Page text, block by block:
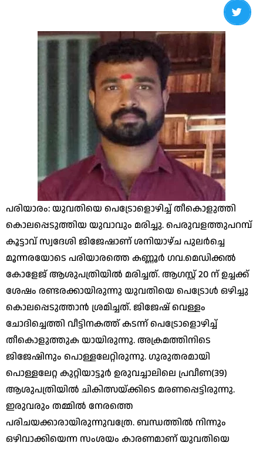
പരിയാരം: യുവതിയെ പെട്രോളൊഴിച്ച് തീകൊളുത്തി
കൊലപ്പെടുത്തിയ യുവാവും മരിച്ചു. പെരുവളത്തുപറമ്പ്
കൂട്ടാവ് സ്വദേശി ജിജേഷാണ് ശനിയാഴ്ച പുലര്‍ച്ചെ
മൂന്നരയോടെ പരിയാരത്തെ കണ്ണൂര്‍ ഗവ.മെഡിക്കല്‍
കോളേജ് ആശുപത്രിയിൽ മരിച്ചത്. ആഗസ്റ്റ് 20 ന് ഉച്ചക്ക്
ശേഷം രണ്ടരക്കായിരുന്നു യുവതിയെ പെട്രോൾ ഒഴിച്ചു
കൊലപ്പെടുത്താൻ ശ്രമിച്ചത്. ജിജേഷ് വെള്ളം
ചോദിച്ചെത്തി വീട്ടിനകത്ത് കടന്ന് പെട്രോളൊഴിച്ച്
തീകൊളുത്തുക യായിരുന്നു. അക്രമത്തിനിടെ
ജിജേഷിനും പൊള്ളലേറ്റിരുന്നു. ഗുരുതരമായി
പൊള്ളലേറ്റ കുറ്റിയാട്ടൂര്‍ ഉരുവച്ചാലിലെ പ്രവീണ(39)
ആശുപത്രിയിൽ ചികിത്സയ്ക്കിടെ മരണപ്പെട്ടിരുന്നു.
ഇരുവരും തമ്മില്‍ നേരത്തെ
പരിചയക്കാരായിരുന്നുവത്രേ. ബന്ധത്തിൽ നിന്നും
ഒഴിവാക്കിയെന്ന സംശയം കാരണമാണ് യുവതിയെ